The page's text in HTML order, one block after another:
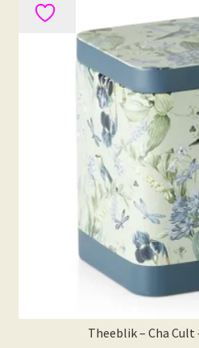
Deze
optie
kan
gekozen
worden
op
de
Theeblik – Cha Cult